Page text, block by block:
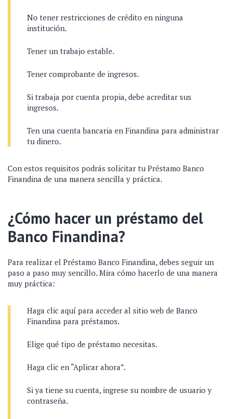
No tener restricciones de crédito en ninguna
institución.
Tener un trabajo estable.
Tener comprobante de ingresos.
Si trabaja por cuenta propia, debe acreditar sus
ingresos.
Ten una cuenta bancaria en Finandina para administrar
tu dinero.
Con estos requisitos podrás solicitar tu Préstamo Banco
Finandina de una manera sencilla y práctica.
¿Cómo hacer un préstamo del
Banco Finandina?
Para realizar el Préstamo Banco Finandina, debes seguir un
paso a paso muy sencillo. Mira cómo hacerlo de una manera
muy práctica:
Haga clic aquí para acceder al sitio web de Banco
Finandina para préstamos.
Elige qué tipo de préstamo necesitas.
Haga clic en “Aplicar ahora”.
Si ya tiene su cuenta, ingrese su nombre de usuario y
contraseña.